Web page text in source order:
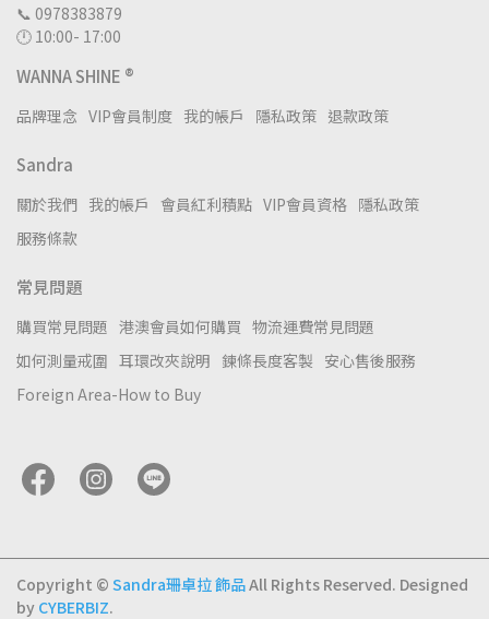
📞 0978383879
🕛 10:00- 17:00
WANNA SHINE ®
品牌理念 VIP會員制度 我的帳戶 隱私政策 退款政策
Sandra
關於我們 我的帳戶 會員紅利積點 VIP會員資格 隱私政策
服務條款
常見問題
購買常見問題 港澳會員如何購買 物流運費常見問題
如何測量戒圍 耳環改夾說明 鍊條長度客製 安心售後服務
Foreign Area-How to Buy
Copyright © Sandra珊卓拉 飾品All Rights Reserved. Designed
by CYBERBIZ.